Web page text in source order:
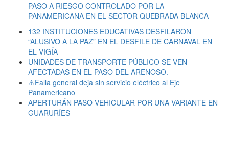
PASO A RIESGO CONTROLADO POR LA
PANAMERICANA EN EL SECTOR QUEBRADA BLANCA
132 INSTITUCIONES EDUCATIVAS DESFILARON
“ALUSIVO A LA PAZ” EN EL DESFILE DE CARNAVAL EN
EL VIGÍA
UNIDADES DE TRANSPORTE PÚBLICO SE VEN
AFECTADAS EN EL PASO DEL ARENOSO.
⚠️Falla general deja sin servicio eléctrico al Eje
Panamericano
APERTURÁN PASO VEHICULAR POR UNA VARIANTE EN
GUARURÍES